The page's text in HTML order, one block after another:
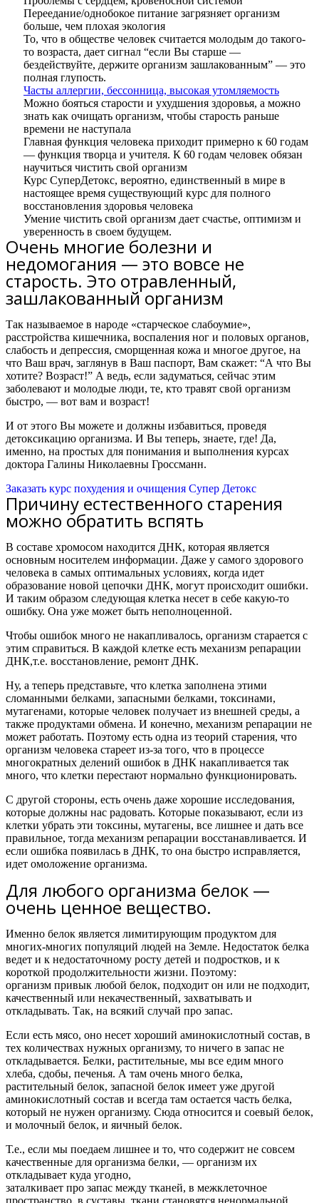
Переедание/однобокое питание загрязняет организм
больше, чем плохая экология
То, что в обществе человек считается молодым до такого-
то возраста, дает сигнал “если Вы старше —
бездействуйте, держите организм зашлакованным” — это
полная глупость.
Часты аллергии, бессонница, высокая утомляемость
Можно бояться старости и ухудшения здоровья, а можно
знать как очищать организм, чтобы старость раньше
времени не наступала
Главная функция человека приходит примерно к 60 годам
— функция творца и учителя. К 60 годам человек обязан
научиться чистить свой организм
Курс СуперДетокс, вероятно, единственный в мире в
настоящее время существующий курс для полного
восстановления здоровья человека
Умение чистить свой организм дает счастье, оптимизм и
уверенность в своем будущем.
Очень многие болезни и
недомогания — это вовсе не
старость. Это отравленный,
зашлакованный организм
Так называемое в народе «старческое слабоумие»,
расстройства кишечника, воспаления ног и половых органов,
слабость и депрессия, сморщенная кожа и многое другое, на
что Ваш врач, заглянув в Ваш паспорт, Вам скажет: “А что Вы
хотите? Возраст!” А ведь, если задуматься, сейчас этим
заболевают и молодые люди, те, кто травят свой организм
быстро, — вот вам и возраст!
И от этого Вы можете и должны избавиться, проведя
детоксикацию организма. И Вы теперь, знаете, где! Да,
именно, на простых для понимания и выполнения курсах
доктора Галины Николаевны Гроссманн.
Заказать курс похудения и очищения Супер Детокс
Причину естественного старения
можно обратить вспять
В составе хромосом находится ДНК, которая является
основным носителем информации. Даже у самого здорового
человека в самых оптимальных условиях, когда идет
образование новой цепочки ДНК, могут происходит ошибки.
И таким образом следующая клетка несет в себе какую-то
ошибку. Она уже может быть неполноценной.
Чтобы ошибок много не накапливалось, организм старается с
этим справиться. В каждой клетке есть механизм репарации
ДНК,т.е. восстановление, ремонт ДНК.
Ну, а теперь представьте, что клетка заполнена этими
сломанными белками, запасными белками, токсинами,
мутагенами, которые человек получает из внешней среды, а
также продуктами обмена. И конечно, механизм репарации не
может работать. Поэтому есть одна из теорий старения, что
организм человека стареет из-за того, что в процессе
многократных делений ошибок в ДНК накапливается так
много, что клетки перестают нормально функционировать.
С другой стороны, есть очень даже хорошие исследования,
которые должны нас радовать. Которые показывают, если из
клетки убрать эти токсины, мутагены, все лишнее и дать все
правильное, тогда механизм репарации восстанавливается. И
если ошибка появилась в ДНК, то она быстро исправляется,
идет омоложение организма.
Для любого организма белок —
очень ценное вещество.
Именно белок является лимитирующим продуктом для
многих-многих популяций людей на Земле. Недостаток белка
ведет и к недостаточному росту детей и подростков, и к
короткой продолжительности жизни. Поэтому:
организм привык любой белок, подходит он или не подходит,
качественный или некачественный, захватывать и
откладывать. Так, на всякий случай про запас.
Если есть мясо, оно несет хороший аминокислотный состав, в
тех количествах нужных организму, то ничего в запас не
откладывается. Белки, растительные, мы все едим много
хлеба, сдобы, печенья. А там очень много белка,
растительный белок, запасной белок имеет уже другой
аминокислотный состав и всегда там остается часть белка,
который не нужен организму. Сюда относится и соевый белок,
и молочный белок, и яичный белок.
Т.е., если мы поедаем лишнее и то, что содержит не совсем
качественные для организма белки, — организм их
откладывает куда угодно,
заталкивает про запас между тканей, в межклеточное
пространство, в суставы, ткани становятся ненормальной